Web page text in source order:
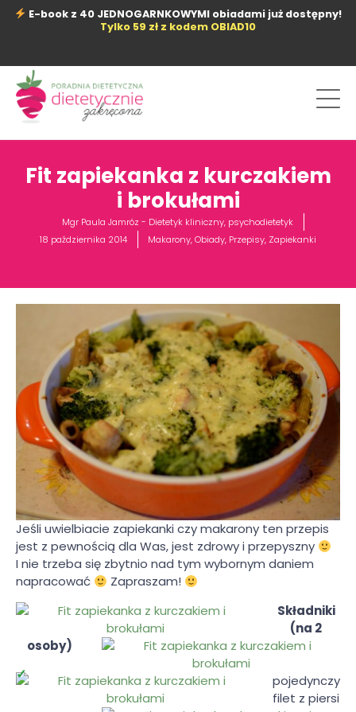
PrzejdźE-book z 40 JEDNOGARNKOWYMI obiadami już dostępny!
Tylko 59 zł z kodem OBIAD10
Fit zapiekanka z kurczakiem
i brokułami
Mgr Paula Jamróz - Dietetyk kliniczny, psychodietetyk
18 października 2014
Makarony,Obiady, Przepisy, Zapiekanki
Jeśli uwielbiacie zapiekanki czy makarony ten przepis
jest z pewnością dla Was, jest zdrowy i przepyszny
I nie trzeba się zbytnio nad tym wybornym daniem
napracować
Zapraszam!
Składniki
(na 2
osoby)
pojedynczy
filet z piersi